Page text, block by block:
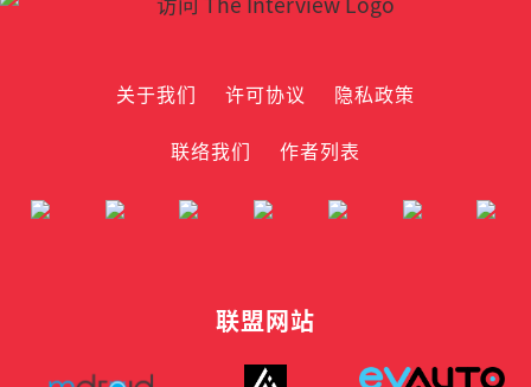
关于我们 许可协议
隐私政策
联络我们
作者列表
联盟网站